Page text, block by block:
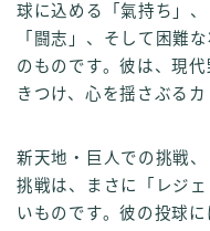
球に込める「氣持ち」
「闘志」、そして困難
のものです。彼は、現
きつけ、心を揺さぶる
新天地・巨人での挑戦
挑戦は、まさに「レジ
いものです。彼の投球